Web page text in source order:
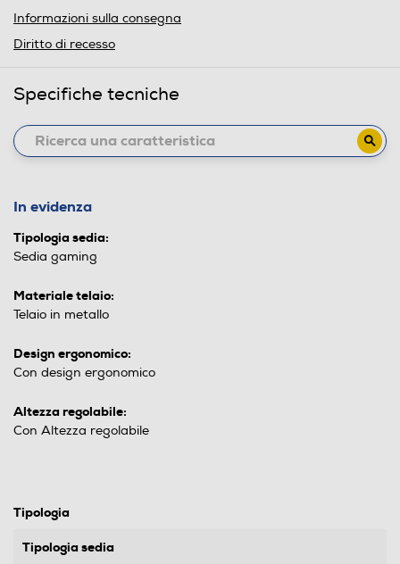
Informazioni sulla consegna
Diritto di recesso
Specifiche tecniche
In evidenza
Tipologia sedia:
Sedia gaming
Materiale telaio:
Telaio in metallo
Design ergonomico:
Con design ergonomico
Altezza regolabile:
Con Altezza regolabile
Tipologia
Tipologia sedia